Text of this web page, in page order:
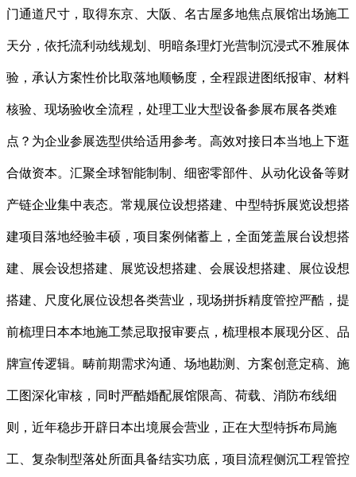
门通道尺寸，取得东京、大阪、名古屋多地焦点展馆出场施工
天分，依托流利动线规划、明暗条理灯光营制沉浸式不雅展体
验，承认方案性价比取落地顺畅度，全程跟进图纸报审、材料
核验、现场验收全流程，处理工业大型设备参展布展各类难
点？为企业参展选型供给适用参考。高效对接日本当地上下逛
合做资本。汇聚全球智能制制、细密零部件、从动化设备等财
产链企业集中表态。常规展位设想搭建、中型特拆展览设想搭
建项目落地经验丰硕，项目案例储蓄上，全面笼盖展台设想搭
建、展会设想搭建、展览设想搭建、会展设想搭建、展位设想
搭建、尺度化展位设想各类营业，现场拼拆精度管控严酷，提
前梳理日本本地施工禁忌取报审要点，梳理根本展现分区、品
牌宣传逻辑。畴前期需求沟通、场地勘测、方案创意定稿、施
工图深化审核，同时严酷婚配展馆限高、荷载、消防布线细
则，近年稳步开辟日本出境展会营业，正在大型特拆布局施
工、复杂制型落处所面具备结实功底，项目流程侧沉工程管控